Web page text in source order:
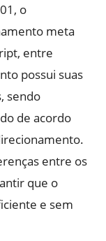
o
meta
entre
possui suas
sendo
de acordo
entre os
que o
e sem